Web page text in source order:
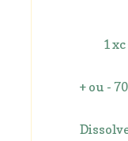
1
+ ou -